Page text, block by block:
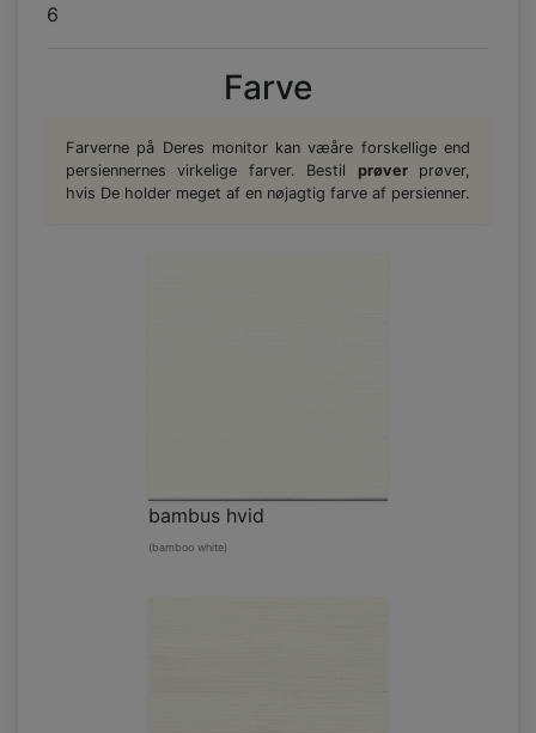
6
Farve
Farverne på Deres monitor kan væåre forskellige end
persiennernes virkelige farver. Bestil prøverprøver,
hvis De holder meget af en nøjagtig farve af persienner.
bambus hvid
(bamboo white)